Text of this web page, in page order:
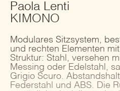
Paola Lenti
KIMONO
Modulares Sitzsystem,
und rechten Elementen
Struktur: Stahl, versehen
Messing oder Edelstahl,
Grigio Scuro.
Federstahl und ABS. Die